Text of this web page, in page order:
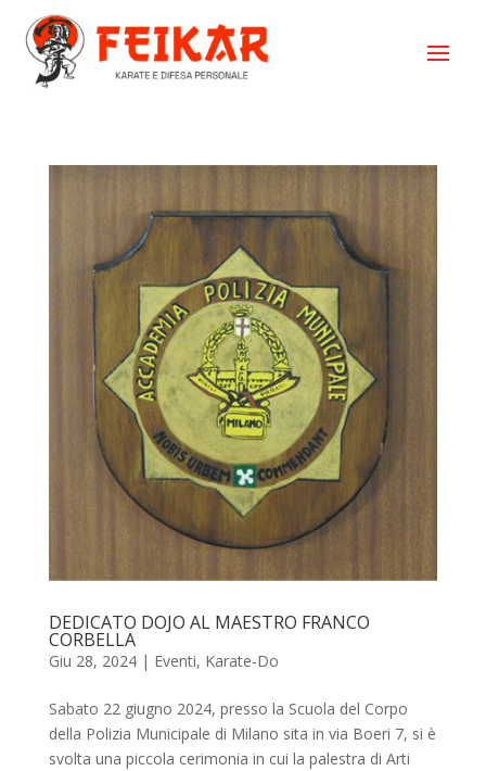
DEDICATO DOJO AL MAESTRO FRANCO
CORBELLA
Giu 28, 2024| Eventi, Karate-Do
Sabato 22 giugno 2024, presso la Scuola del Corpo
della Polizia Municipale di Milano sita in via Boeri 7, si è
svolta una piccola cerimonia in cui la palestra di Arti